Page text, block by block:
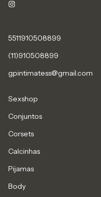
5511910508899
(11)910508899
gpintimatess@gmail.com
Sexshop
Conjuntos
Corsets
Calcinhas
Pijamas
Body